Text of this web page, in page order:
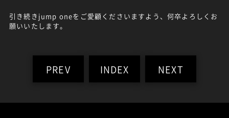
引き続きjump oneをご愛顧くださいますよう、何卒よろしくお
願いいたします。
PREV INDEX NEXT